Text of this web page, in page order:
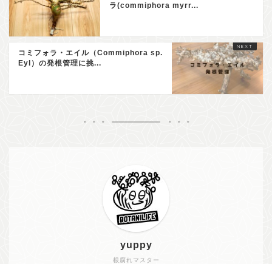
ラ(commiphora myrr...
コミフォラ・エイル（Commiphora sp.
Eyl）の発根管理に挑...
根腐れマスター
yuppy